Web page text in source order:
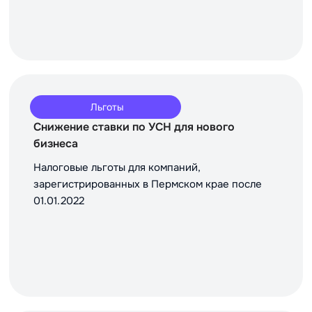
Льготы
Снижение ставки по УСН для нового
бизнеса
Налоговые льготы для компаний,
зарегистрированных в Пермском крае после
01.01.2022